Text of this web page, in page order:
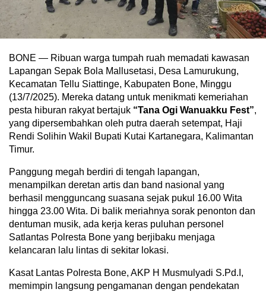
BONE — Ribuan warga tumpah ruah memadati kawasan
Lapangan Sepak Bola Mallusetasi, Desa Lamurukung,
Kecamatan Tellu Siattinge, Kabupaten Bone, Minggu
(13/7/2025). Mereka datang untuk menikmati kemeriahan
pesta hiburan rakyat bertajuk “Tana Ogi Wanuakku Fest”,
yang dipersembahkan oleh putra daerah setempat, Haji
Rendi Solihin Wakil Bupati Kutai Kartanegara, Kalimantan
Timur.
Panggung megah berdiri di tengah lapangan,
menampilkan deretan artis dan band nasional yang
berhasil mengguncang suasana sejak pukul 16.00 Wita
hingga 23.00 Wita. Di balik meriahnya sorak penonton dan
dentuman musik, ada kerja keras puluhan personel
Satlantas Polresta Bone yang berjibaku menjaga
kelancaran lalu lintas di sekitar lokasi.
Kasat Lantas Polresta Bone, AKP H Musmulyadi S.Pd.I,
memimpin langsung pengamanan dengan pendekatan